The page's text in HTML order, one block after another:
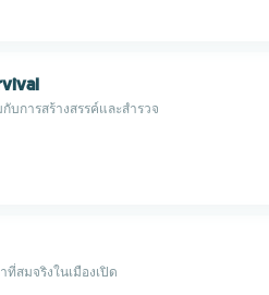
บการสร้างสรรค์และสำรวจ
ที่สมจริงในเมืองเปิด